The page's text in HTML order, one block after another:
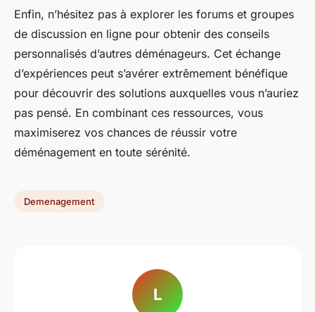
Enfin, n’hésitez pas à explorer les forums et groupes
de discussion en ligne pour obtenir des conseils
personnalisés d’autres déménageurs. Cet échange
d’expériences peut s’avérer extrêmement bénéfique
pour découvrir des solutions auxquelles vous n’auriez
pas pensé. En combinant ces ressources, vous
maximiserez vos chances de réussir votre
déménagement en toute sérénité.
Demenagement
L